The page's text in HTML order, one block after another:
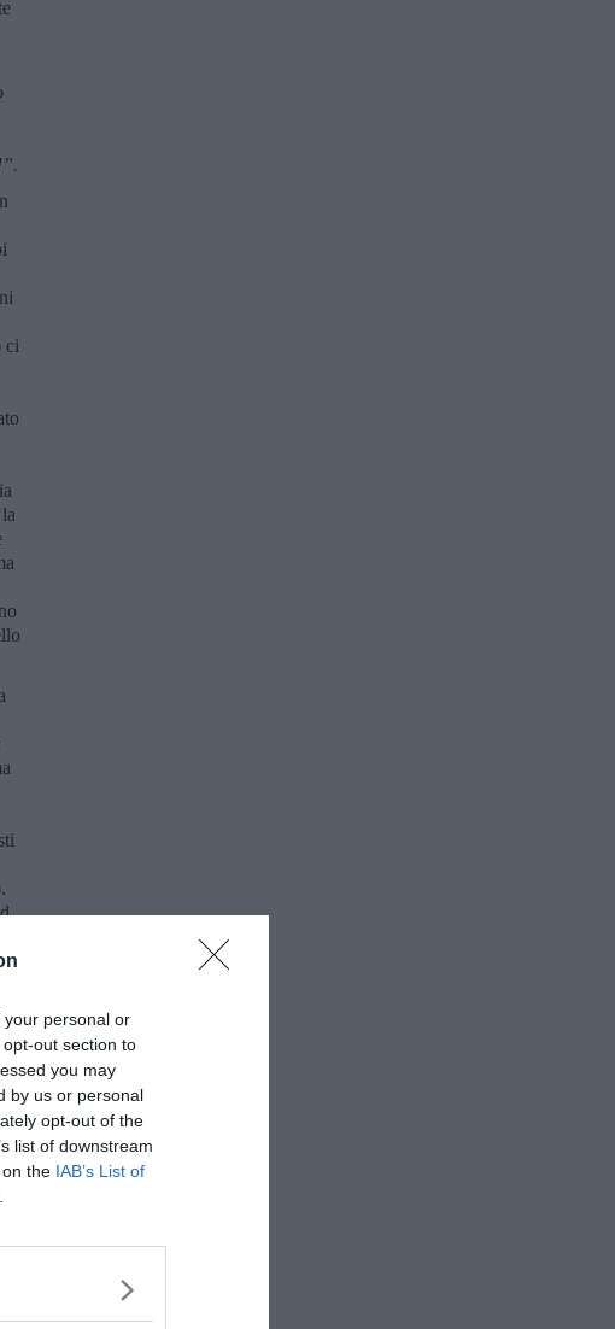
personal or
out section to
you may
by us or personal
opt-out of the
list of downstream
the IAB’s List of
ci